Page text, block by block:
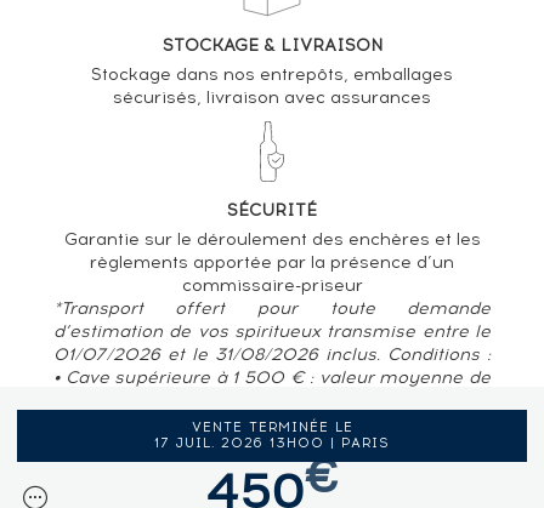
VENTE TERMINÉE LE
17 JUIL. 2026 13H00 | PARIS
450€
STOCKAGE & LIVRAISON
Stockage dans nos entrepôts, emballages
sécurisés, livraison avec assurances
SÉCURITÉ
Garantie sur le déroulement des enchères et les
règlements apportée par la présence d’un
commissaire-priseur
*Transport offert pour toute demande
d’estimation de vos spiritueux transmise entre le
01/07/2026 et le 31/08/2026 inclus. Conditions :
• Cave supérieure à 1 500 € : valeur moyenne de
France métropolitaine, Belgique, Luxembourg